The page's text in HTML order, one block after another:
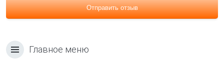
Отправить отзыв
Главное меню